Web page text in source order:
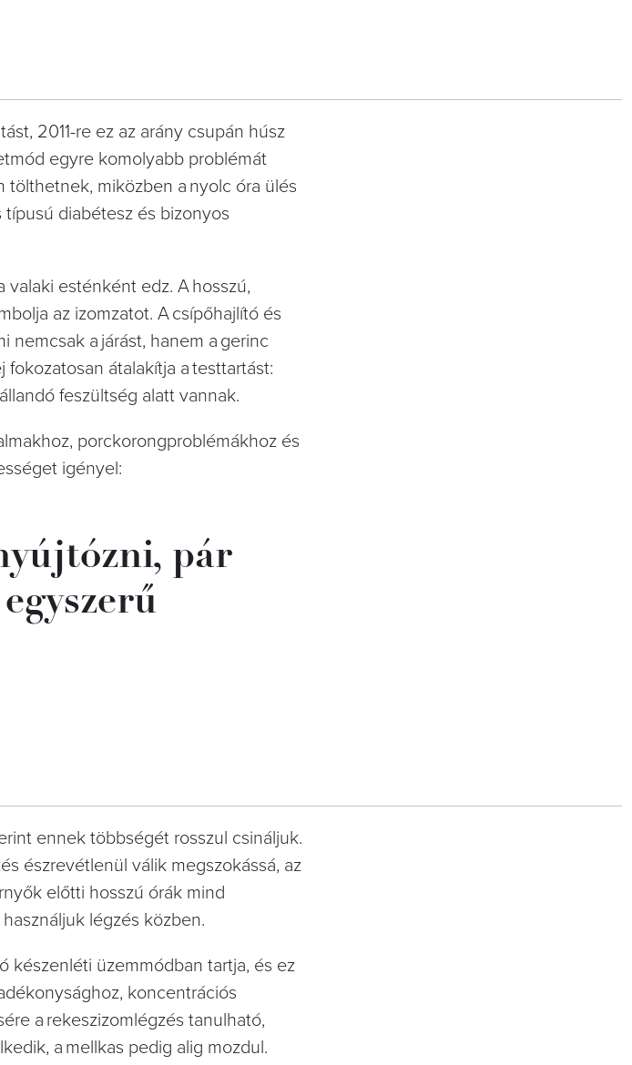
2011-re ez az arány csupán húsz
egyre komolyabb problémát
tölthetnek, miközben a nyolc óra ülés
diabétesz és bizonyos
valaki esténként edz. A hosszú,
az izomzatot. A csípőhajlító és
nemcsak a járást, hanem a gerinc
átalakítja a testtartást:
feszültség alatt vannak.
porckorongproblémákhoz és
igényel:
pár
ennek többségét rosszul csináljuk.
észrevétlenül válik megszokássá, az
előtti hosszú órák mind
légzés közben.
készenléti üzemmódban tartja, és ez
koncentrációs
a rekeszizomlégzés tanulható,
a mellkas pedig alig mozdul.